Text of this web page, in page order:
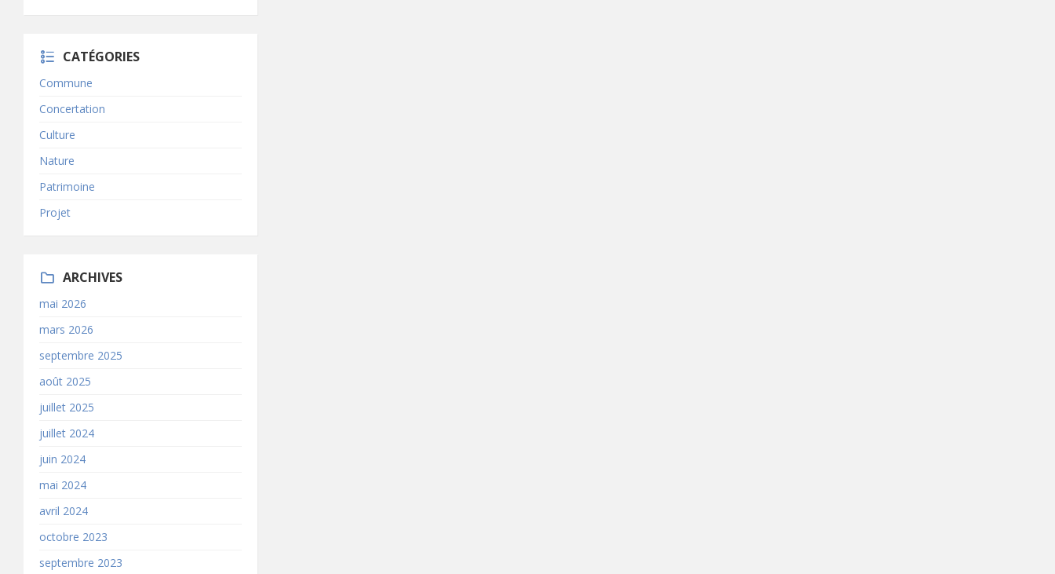
CATÉGORIES
Commune
Concertation
Culture
Nature
Patrimoine
Projet
ARCHIVES
mai 2026
mars 2026
septembre 2025
août 2025
juillet 2025
juillet 2024
juin 2024
mai 2024
avril 2024
octobre 2023
septembre 2023